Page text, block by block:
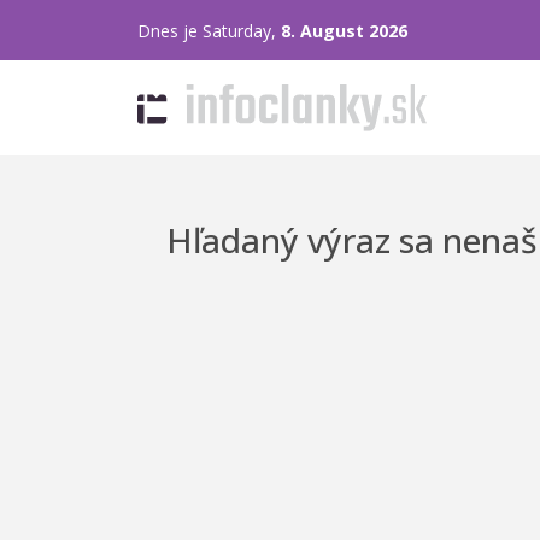
Dnes je Saturday, 8. August 2026
Hľadaný výraz sa